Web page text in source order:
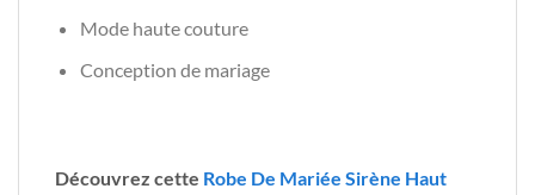
Mode haute couture
Conception de mariage
Découvrez cette Robe De Mariée Sirène Haut